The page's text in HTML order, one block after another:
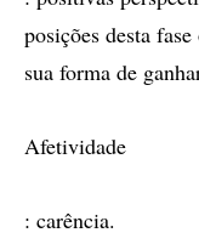
posições desta
sua forma de
Afetividade
: carência.